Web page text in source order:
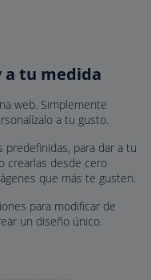
a tu medida
web. Simplemente
a tu gusto.
para dar a tu
crearlas desde cero
que más te gusten.
para modificar de
un diseño único.